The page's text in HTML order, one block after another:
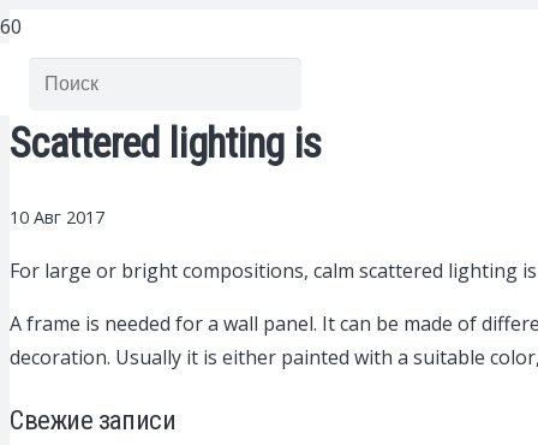
Scattered lighting is
10 Авг 2017
For large or bright compositions, calm scattered lighting
A frame is needed for a wall panel. It can be made of
decoration. Usually it is either painted with a suitable
Свежие записи